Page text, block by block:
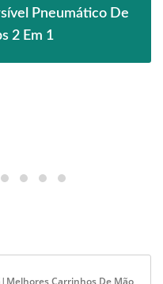
Pneumático De
2 Em 1